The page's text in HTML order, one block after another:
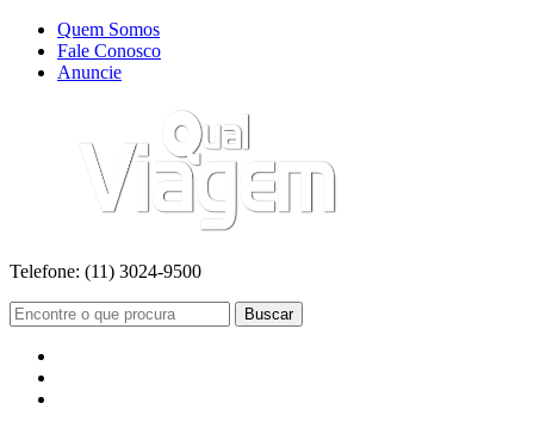
Quem Somos
Fale Conosco
Anuncie
Telefone: (11) 3024-9500
Buscar